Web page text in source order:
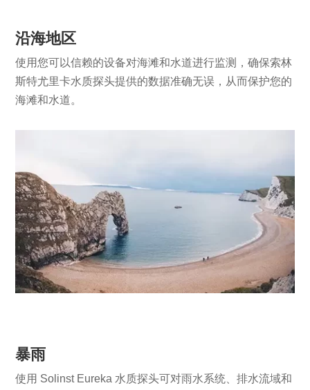
沿海地区
使用您可以信赖的设备对海滩和水道进行监测，确保索林
斯特尤里卡水质探头提供的数据准确无误，从而保护您的
海滩和水道。
暴雨
使用 Solinst Eureka 水质探头可对雨水系统、排水流域和